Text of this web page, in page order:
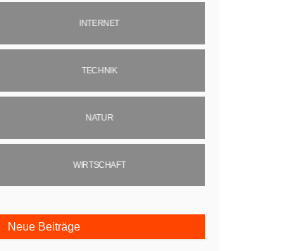
INTERNET
TECHNIK
NATUR
WIRTSCHAFT
Neue Beiträge